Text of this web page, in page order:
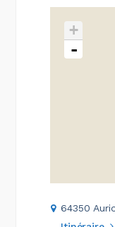
+
-
64350